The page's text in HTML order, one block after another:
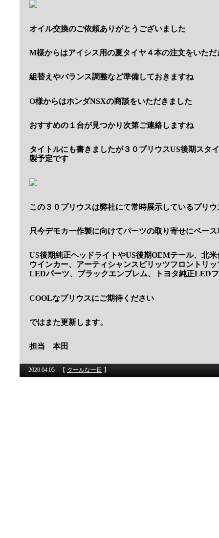
オイル交換のご依頼ありがとうございました
M様からはアイシス用の夏タイヤ４本の注文をいただ
組替えやバランス調整など準備しておきますね
O様からはホンダNSXの商談をいただきました
おすすめの１台が見つかり次第ご連絡しますね
タイトルにも書きましたが３０プリウスUS後期スタ
製予定です
この３０プリウスは弊社にて常時展示しているプリウ
只今デモカー作製に向けてパーツの取り寄せにベー
US後期純正ヘッドライトやUS後期OEMテール、北
ウインカー、アーティシャンスピリッツフロントリ
LEDパーツ、ブラックエンブレム、トヨタ純正LED
COOLなプリウスにご期待ください
ではまた更新します。
担当 本田
2020.04.05 【 クールな一日 】